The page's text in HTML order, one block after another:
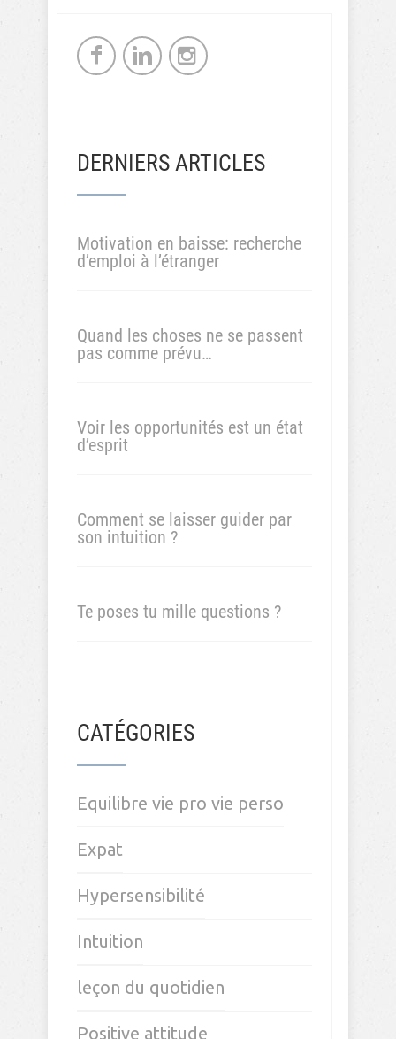
DERNIERS ARTICLES
Motivation en baisse: recherche
d’emploi à l’étranger
Quand les choses ne se passent
pas comme prévu…
Voir les opportunités est un état
d’esprit
Comment se laisser guider par
son intuition ?
Te poses tu mille questions ?
CATÉGORIES
Equilibre vie pro vie perso
Expat
Hypersensibilité
Intuition
leçon du quotidien
Positive attitude